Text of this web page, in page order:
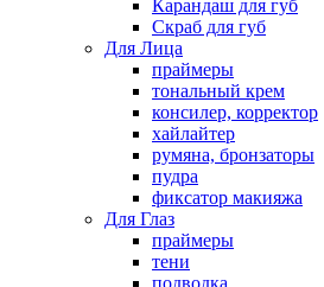
Карандаш для губ
Скраб для губ
Для Лица
праймеры
тональный крем
консилер, корректор
хайлайтер
румяна, бронзаторы
пудра
фиксатор макияжа
Для Глаз
праймеры
тени
подводка